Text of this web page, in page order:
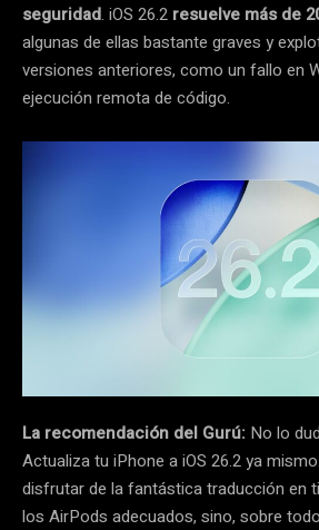
seguridad. iOS 26.2 resuelve más de
algunas de ellas bastante graves y
versiones anteriores, como un fallo en
ejecución remota de código.
La recomendación del Gurú: No lo
Actualiza tu iPhone a iOS 26.2 ya
disfrutar de la fantástica traducción en
los AirPods adecuados, sino, sobre